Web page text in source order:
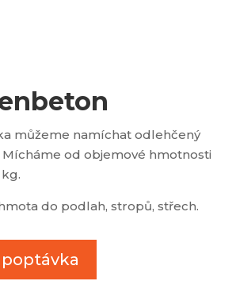
můžeme namíchat odlehčený
od objemové hmotnosti
do podlah, stropů, střech.
poptávka